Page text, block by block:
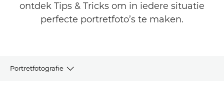
ontdek Tips & Tricks om in iedere situatie
perfecte portretfoto’s te maken.
Portretfotografie